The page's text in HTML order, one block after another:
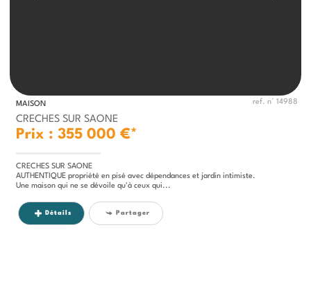
MAISON ref. n° 14988
CRECHES SUR SAONE
Prix : 355 000 €*
CRECHES SUR SAONE
AUTHENTIQUE propriété en pisé avec dépendances et jardin intimiste.
Une maison qui ne se dévoile qu'à ceux qui...
Détails Partager